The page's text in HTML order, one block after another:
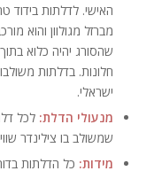
האישי. לדלתות בידוד
מברזל מגולוון והוא
שהסורג יהיה כלוא
חלונות. בדלתות
ישראלי.
מנעולי הדלת: לכל
שמשולב בו צילינדר
מידות: כל הדלתות